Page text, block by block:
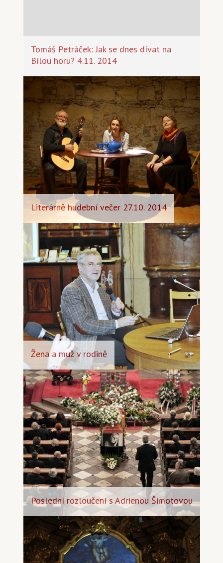
Tomáš Petráček: Jak se dnes dívat na
Bílou horu? 4.11. 2014
Literárně hudební večer 27.10. 2014
Žena a muž v rodině
Poslední rozloučení s Adrienou Šimotovou